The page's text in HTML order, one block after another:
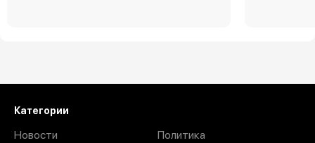
Категории
Новости
Политика